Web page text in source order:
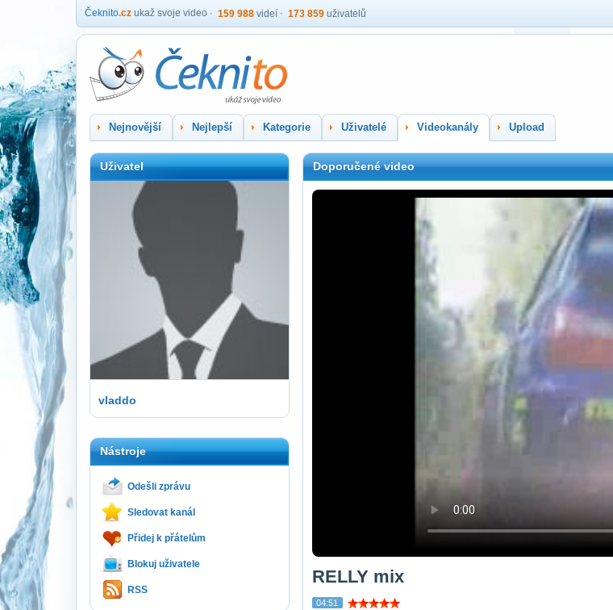
Čeknito.cz ukaž svoje video 159 988 videí 173 859 uživatelů
Nejnovější Nejlepší Kategorie Uživatelé Videokanály Upload
Uživatel
vladdo
Nástroje
Odešli zprávu
Sledovat kanál
Přidej k přátelům
Blokuj uživatele
RSS
Doporučené video
RELLY mix
04:51